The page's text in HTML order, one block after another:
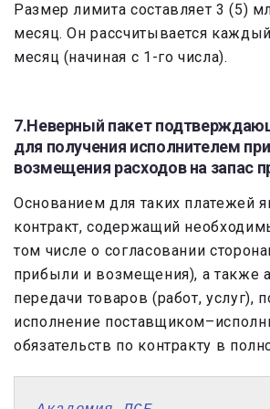
Размер лимита составляет 3 (5)
месяц. Он рассчитывается
месяц (начиная с 1-го числа).
7.Неверный пакет
для получения исполнителем
возмещения расходов на запас
Основанием для таких платежей
контракт, содержащий
том числе о согласовании
прибыли и возмещения), а также
передачи товаров (работ,
исполнение
обязательств по контракту в